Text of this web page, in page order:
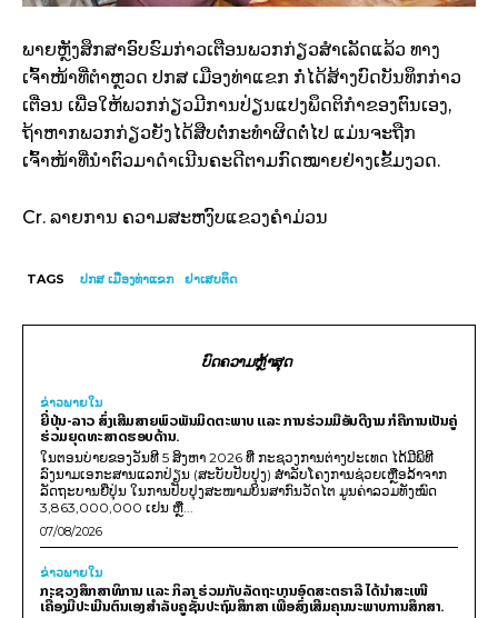
ພາຍຫຼັງສຶກສາອົບຮົມກ່າວເຕືອນພວກກ່ຽວສຳເລັດແລ້ວ ທາງ
ເຈົ້າໜ້າທີ່ຕຳຫຼວດ ປກສ ເມືອງທ່າແຂກ ກໍ່ໄດ້ສ້າງບົດບັນທຶກກ່າວ
ເຕື່ອນ ເພື່ອໃຫ້ພວກກ່ຽວມີການປ່ຽນແປງພຶດຕິກຳຂອງຕົນເອງ,
ຖ້າຫາກພວກກ່ຽວຍັງໄດ້ສືບຕໍ່ກະທຳຜິດຕໍ່ໄປ ແມ່ນຈະຖືກ
ເຈົ້າໜ້າທີ່ນຳຕົວມາດຳເນີນຄະດີຕາມກົດໝາຍຢ່າງເຂັ້ມງວດ.
Cr. ລາຍການ ຄວາມສະຫງົບແຂວງຄຳມ່ວນ
TAGS ປກສ ເມືອງທ່າແຂກ ຢາເສບຕິດ
ບົດຄວາມຫຼ້າສຸດ
ຂ່າວພາຍ​ໃນ
ຍີ່ປຸ່ນ-ລາວ ສົ່ງເສີມສາຍພົວພັນມິດຕະພາບ ແລະ ການຮ່ວມມືອັນດີງາມ ກໍຄືການເປັນຄູ່
ຮ່ວມຍຸດທະສາດຮອບດ້ານ.
ໃນຕອນບ່າຍຂອງວັນທີ 5 ສິງຫາ 2026 ທີ່ ກະຊວງການຕ່າງປະເທດ ໄດ້ມີພິທີ
ລົງນາມເອກະສານແລກປ່ຽນ (ສະບັບປັບປຸງ) ສໍາລັບໂຄງການຊ່ວຍເຫຼືອລ້າຈາກ
ລັດຖະບານຍີ່ປຸ່ນ ໃນການປັບປຸງສະໜາມບິນສາກົນວັດໄຕ ມູນຄ່າລວມທັງໝົດ
3,863,000,000 ເຢນ ຫຼື...
07/08/2026
ຂ່າວພາຍ​ໃນ
ກະຊວງສຶກສາທິການ ແລະ ກິລາ ຮ່ວມກັບລັດຖະບານອົດສະຕຣາລີ ໄດ້ນຳສະເໜີ
ເຄື່ອງມືປະເມີນຕົນເອງສຳລັບຄູຊັ້ນປະຖົມສຶກສາ ເພື່ອສົ່ງເສີມຄຸນນະພາບການສຶກສາ.